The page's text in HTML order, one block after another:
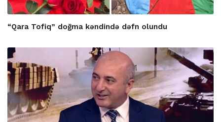
“Qara Tofiq” doğma kəndində dəfn olundu